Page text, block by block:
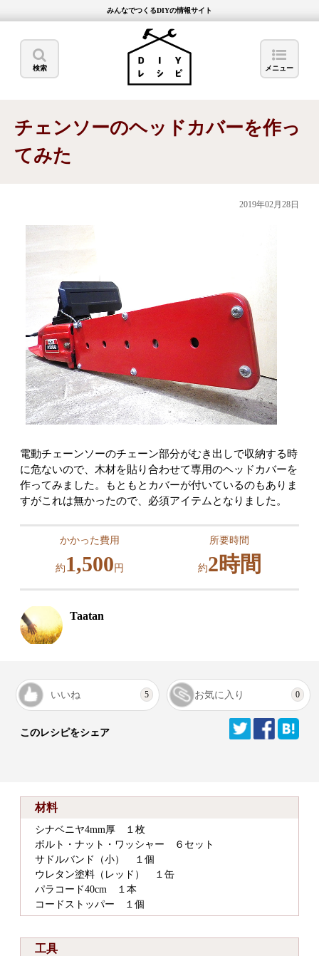
みんなでつくるDIYの情報サイト
検索 メニュー
チェンソーのヘッドカバーを作っ
てみた
2019年02月28日
電動チェーンソーのチェーン部分がむき出しで収納する時
に危ないので、木材を貼り合わせて専用のヘッドカバーを
作ってみました。もともとカバーが付いているのもありま
すがこれは無かったので、必須アイテムとなりました。
かかった費用
約 1,500 円
所要時間
約2時間
Taatan
いいね 5 お気に入り 0
このレシピをシェア
材料
シナベニヤ4mm厚 １枚
ボルト・ナット・ワッシャー ６セット
サドルバンド（小） １個
ウレタン塗料（レッド） １缶
パラコード40cm １本
コードストッパー １個
工具